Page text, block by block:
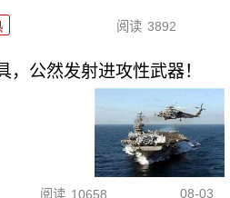
阅读 3892
，公然发射进攻性武器！
阅读 10658 08-03